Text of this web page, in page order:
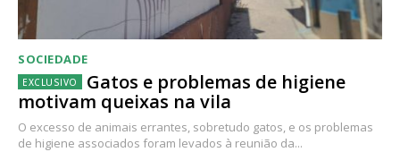
SOCIEDADE
Gatos e problemas de higiene
motivam queixas na vila
O excesso de animais errantes, sobretudo gatos, e os problemas
de higiene associados foram levados à reunião da...